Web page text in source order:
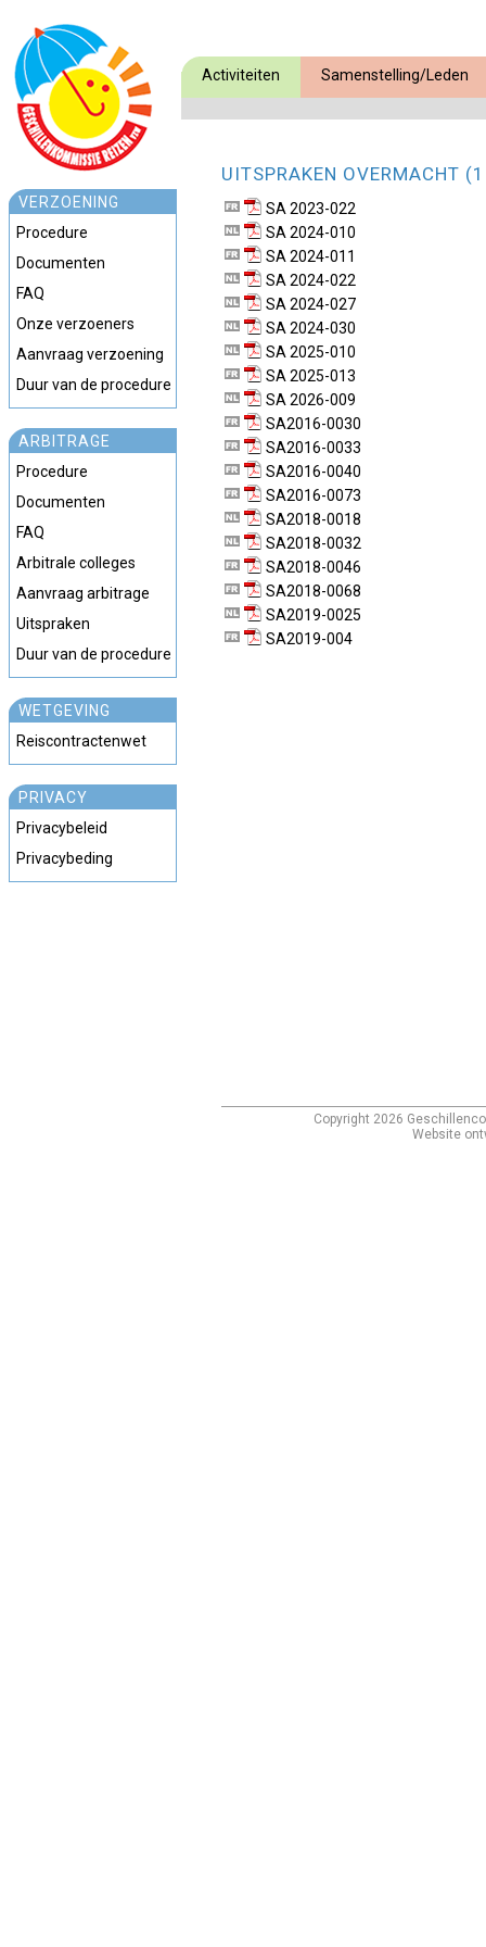
VERZOENING
Procedure
Documenten
FAQ
Onze verzoeners
Aanvraag verzoening
Duur van de procedure
ARBITRAGE
Procedure
Documenten
FAQ
Arbitrale colleges
Aanvraag arbitrage
Uitspraken
Duur van de procedure
WETGEVING
Reiscontractenwet
PRIVACY
Privacybeleid
Privacybeding
Activiteiten Samenstelling/Leden
UITSPRAKEN OVERMACHT
SA 2023-022
SA 2024-010
SA 2024-011
SA 2024-022
SA 2024-027
SA 2024-030
SA 2025-010
SA 2025-013
SA 2026-009
SA2016-0030
SA2016-0033
SA2016-0040
SA2016-0073
SA2018-0018
SA2018-0032
SA2018-0046
SA2018-0068
SA2019-0025
SA2019-004
Copyright 2026
Website